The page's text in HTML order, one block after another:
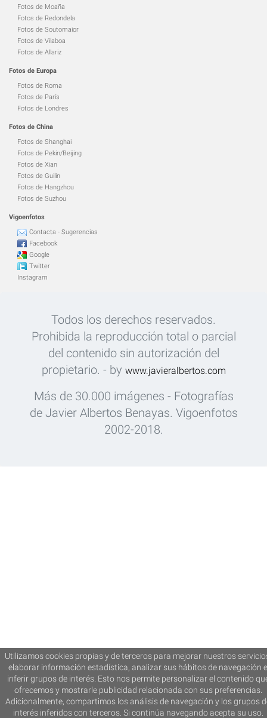
Fotos de Moaña
Fotos de Redondela
Fotos de Soutomaior
Fotos de Vilaboa
Fotos de Allariz
Fotos de Europa
Fotos de Roma
Fotos de París
Fotos de Londres
Fotos de China
Fotos de Shanghai
Fotos de Pekin/Beijing
Fotos de Xian
Fotos de Guilin
Fotos de Hangzhou
Fotos de Suzhou
Vigoenfotos
Contacta - Sugerencias
Facebook
Google
Twitter
Instagram
Todos los derechos reservados.
Prohibida la reproducción total o parcial
del contenido sin autorización del
propietario. - by www.javieralbertos.com
Más de 30.000 imágenes - Fotografías
de Javier Albertos Benayas. Vigoenfotos
2002-2018.
Utilizamos cookies propias y de terceros para mejorar nuestros
elaborar información estadística, analizar sus hábitos de navegación e
inferir grupos de interés. Esto nos permite personalizar el contenido
ofrecemos y mostrarle publicidad relacionada con sus preferencias.
Adicionalmente, compartimos los análisis de navegación y los grupos
interés inferidos con terceros. Si continúa navegando acepta su uso.